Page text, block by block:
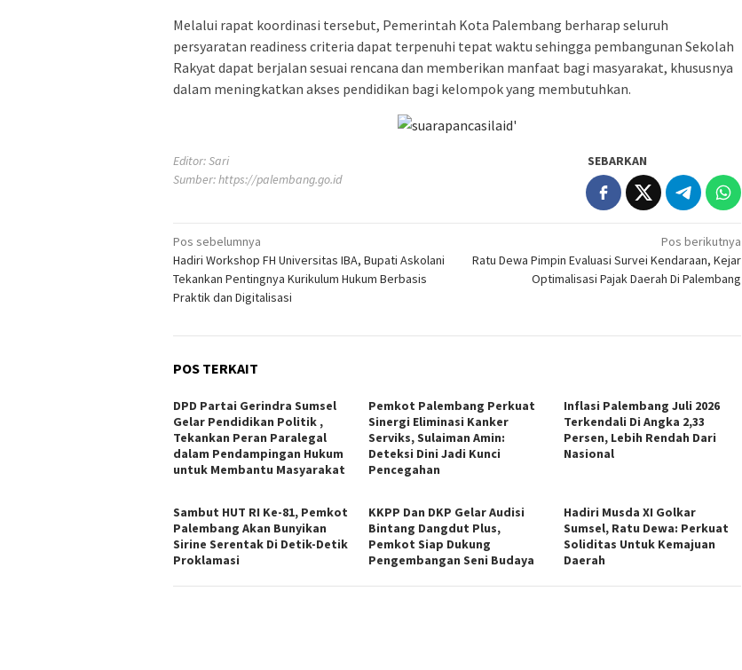
Melalui rapat koordinasi tersebut, Pemerintah Kota Palembang berharap seluruh
persyaratan readiness criteria dapat terpenuhi tepat waktu sehingga pembangunan Sekolah
Rakyat dapat berjalan sesuai rencana dan memberikan manfaat bagi masyarakat, khususnya
dalam meningkatkan akses pendidikan bagi kelompok yang membutuhkan.
Editor: Sari
Sumber:https://palembang.go.id
SEBARKAN
Navigasi
pos
Pos sebelumnya
Hadiri Workshop FH Universitas IBA, Bupati Askolani
Tekankan Pentingnya Kurikulum Hukum Berbasis
Praktik dan Digitalisasi
Pos berikutnya
Ratu Dewa Pimpin Evaluasi Survei Kendaraan, Kejar
Optimalisasi Pajak Daerah Di Palembang
POS TERKAIT
DPD Partai Gerindra Sumsel
Gelar Pendidikan Politik ,
Tekankan Peran Paralegal
dalam Pendampingan Hukum
untuk Membantu Masyarakat
Pemkot Palembang Perkuat
Sinergi Eliminasi Kanker
Serviks, Sulaiman Amin:
Deteksi Dini Jadi Kunci
Pencegahan
Inflasi Palembang Juli 2026
Terkendali Di Angka 2,33
Persen, Lebih Rendah Dari
Nasional
Sambut HUT RI Ke-81, Pemkot
Palembang Akan Bunyikan
Sirine Serentak Di Detik-Detik
Proklamasi
KKPP Dan DKP Gelar Audisi
Bintang Dangdut Plus,
Pemkot Siap Dukung
Pengembangan Seni Budaya
Hadiri Musda XI Golkar
Sumsel, Ratu Dewa: Perkuat
Soliditas Untuk Kemajuan
Daerah